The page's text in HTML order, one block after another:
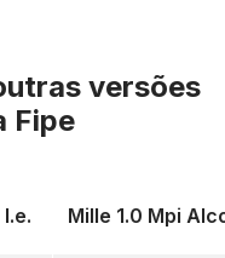
versões
Fipe
Mille 1.0 Mpi